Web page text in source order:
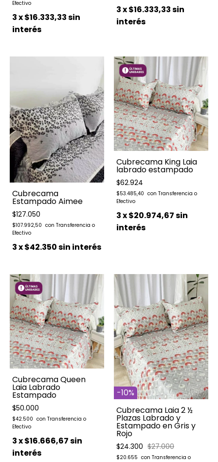
3x$16.333,33sin
interés
3x$16.333,33sin
interés
Cubrecama
Estampado Aimee
$127.050
$107.992,50
3x$42.350sin interés
Cubrecama King Laia
labrado estampado
$62.924
$53.485,40
3x$20.974,67sin
interés
Cubrecama Queen
Laia Labrado
Estampado
$50.000
$42.500
3x$16.666,67sin
interés
-10%
Cubrecama Laia 2 ½
Plazas Labrado y
Estampado en Gris y
Rojo
$24.300 $27.000
$20.655